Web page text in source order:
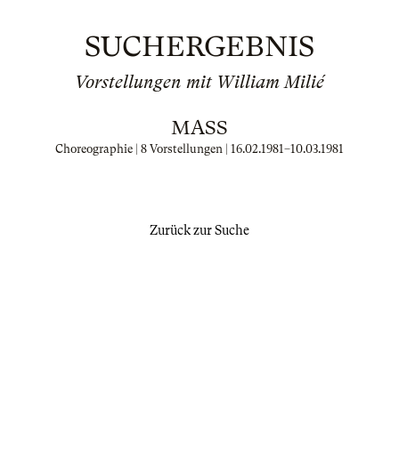
SUCHERGEBNIS
Vorstellungen mit William Milié
MASS
Choreographie | 8 Vorstellungen | 16.02.1981–10.03.1981
Zurück zur Suche